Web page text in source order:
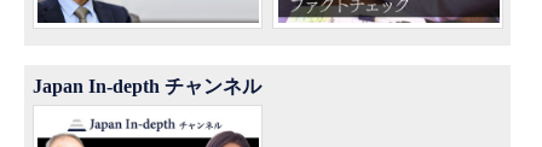
Japan In-depth チャンネル